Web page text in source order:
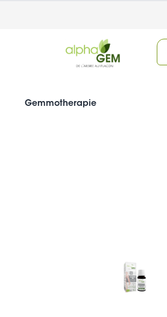
Gemmotherapie